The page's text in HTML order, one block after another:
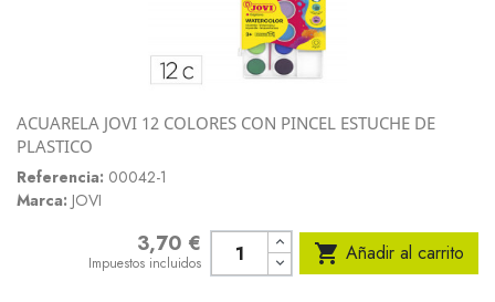
ACUARELA JOVI 12 COLORES CON PINCEL ESTUCHE DE
PLASTICO
Referencia: 00042-1
Marca: JOVI
3,70 €
Impuestos incluidos  Añadir al carrito